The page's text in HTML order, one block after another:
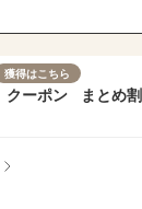
獲得はこちら
クーポン まとめ割